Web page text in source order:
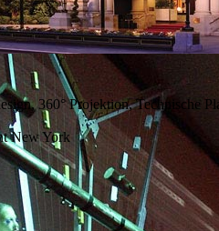
360° Projektion, Technische
New York